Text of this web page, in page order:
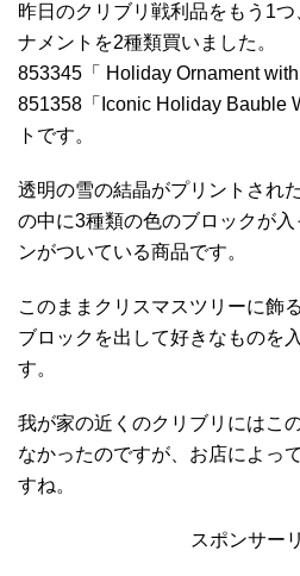
昨日のクリブリ戦利品をもう1
ナメントを2種類買いました。
853345「 Holiday Ornament
851358「Iconic Holiday Bauble
トです。
透明の雪の結晶がプリントされ
の中に3種類の色のブロックが
ンがついている商品です。
このままクリスマスツリーに飾
ブロックを出して好きなものを
す。
我が家の近くのクリブリにはこ
なかったのですが、お店によっ
すね。
スポンサー